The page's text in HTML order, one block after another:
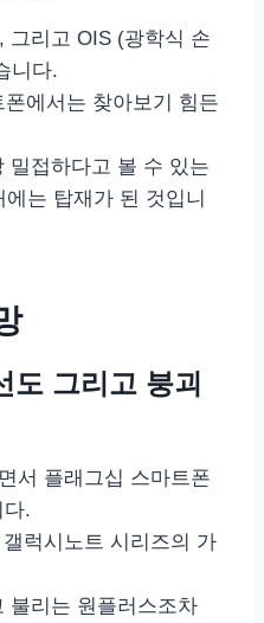
그리고 OIS (광학식 손
니다.
에서는 찾아보기 힘든
밀접하다고 볼 수 있는
는 탑재가 된 것입니
도 그리고 붕괴
서 플래그십 스마트폰
다.
럭시노트 시리즈의 가
불리는 원플러스조차